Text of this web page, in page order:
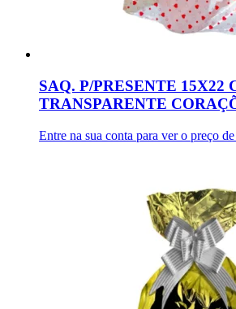
SAQ. P/PRESENTE 15X22
TRANSPARENTE
Entre na sua conta para ver o preço